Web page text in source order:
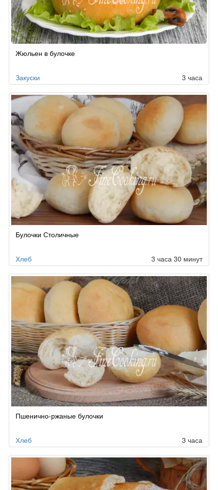
по
Жюльен в булочке
Закуски 3 часа
Булочки Столичные
Хлеб 3 часа 30 минут
Пшенично-ржаные булочки
Хлеб 3 часа